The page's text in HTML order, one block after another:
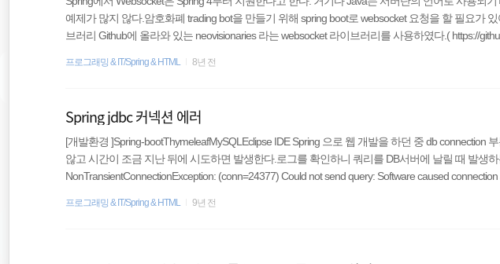
예제가 많지 않다.암호화폐 trading bot을 만들기 위해 spring boot로 websocket 요청을 할 필요가
브러리 Github에 올라와 있는 neovisionaries 라는 websocket 라이브러리를 사용하였다.( https://
프로그래밍 & IT/Spring & HTML 8년 전
Spring jdbc 커넥션 에러
[개발환경 ]Spring-bootThymeleafMySQLEclipse IDE Spring 으로 웹 개발을 하던 중 db connection
않고 시간이 조금 지난 뒤에 시도하면 발생한다.로그를 확인하니 쿼리를 DB서버에 날릴 때 발생
NonTransientConnectionException: (conn=24377) Could not send query: Software caused connection
프로그래밍 & IT/Spring & HTML 9년 전
spring
종목분석
EOS
docker